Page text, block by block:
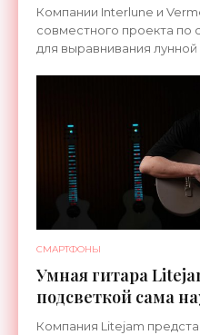
Компании Interlune и
совместного проекта по
для выравнивания
СМАРТФОНЫ
Умная гитара
подсветкой сама
«Гаджеты»
Компания Litejam